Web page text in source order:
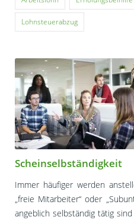
Lohnsteuerabzug
Scheinselbständigkeit
Immer häufiger werden
„freie Mitarbeiter“ oder
angeblich selbständig tätig